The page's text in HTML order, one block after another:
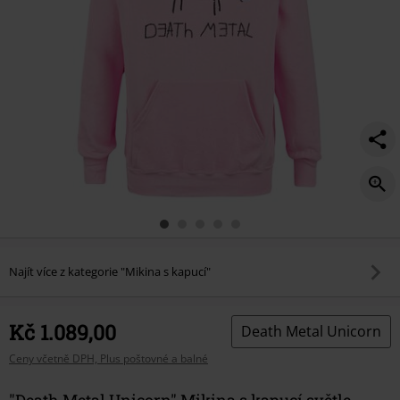
Najít více z kategorie "Mikina s kapucí"
Kč 1.089,00
Ceny včetně DPH, Plus poštovné a balné
Death Metal Unicorn